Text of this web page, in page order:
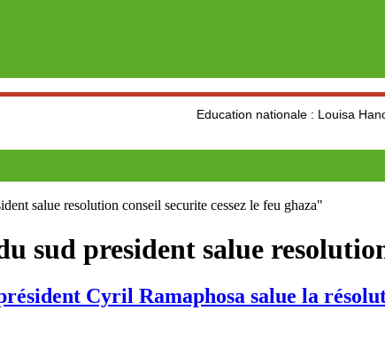
Education nationale : Louisa Hanoune
salue resolution conseil securite cessez le feu ghaza"
sud president salue
Cyril Ramaphosa salue la